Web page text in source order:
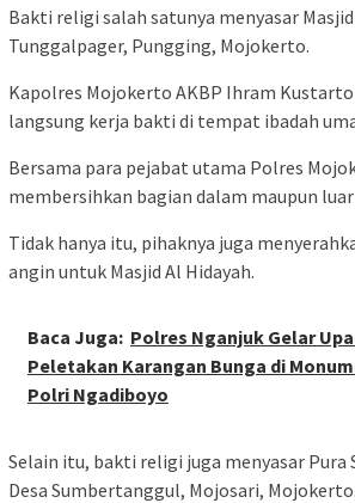
Bakti religi salah satunya menyasar Masjid
Tunggalpager, Pungging, Mojokerto.
Kapolres Mojokerto AKBP Ihram
langsung kerja bakti di tempat ibadah
Bersama para pejabat utama Polres
membersihkan bagian dalam maupun
Tidak hanya itu, pihaknya juga
angin untuk Masjid Al Hidayah.
Baca Juga: Polres Nganjuk Gelar
Peletakan Karangan Bunga di
Polri Ngadiboyo
Selain itu, bakti religi juga menyasar Pura
Desa Sumbertanggul, Mojosari, Mojokerto.